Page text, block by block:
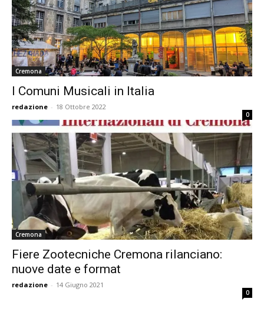
Cremona
I Comuni Musicali in Italia
redazione - 18 Ottobre 2022
0
Cremona
Fiere Zootecniche Cremona rilanciano:
nuove date e format
redazione - 14 Giugno 2021
0